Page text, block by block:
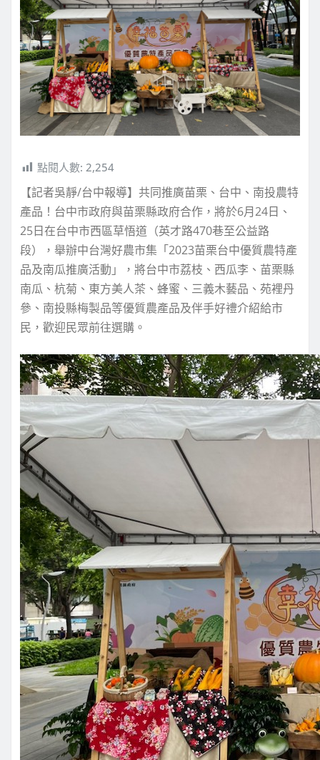
點閱人數: 2,254
【記者吳靜/台中報導】共同推廣苗栗、台中、南投農特
產品！台中市政府與苗栗縣政府合作，將於6月24日、
25日在台中市西區草悟道（英才路470巷至公益路
段），舉辦中台灣好農市集「2023苗栗台中優質農特產
品及南瓜推廣活動」，將台中市荔枝、西瓜李、苗栗縣
南瓜、杭菊、東方美人茶、蜂蜜、三義木藝品、苑裡丹
參、南投縣梅製品等優質農產品及伴手好禮介紹給市
民，歡迎民眾前往選購。